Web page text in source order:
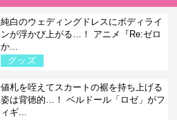
純白のウェディングドレスにボディライ
ンが浮かび上がる…！ アニメ『Re:ゼロ
か...
グッズ
値札を咥えてスカートの裾を持ち上げる
姿は背徳的…！ ベルドール「ロゼ」がフ
ィギ...